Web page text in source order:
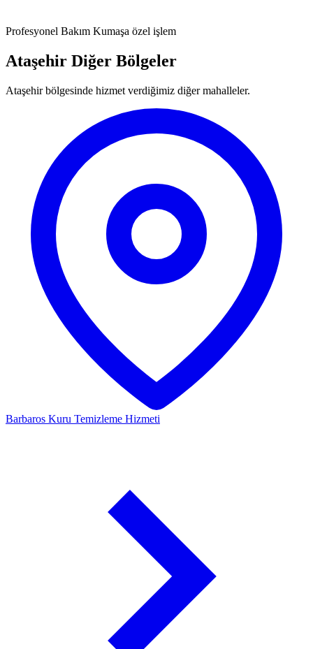
Profesyonel Bakım Kumaşa özel işlem
Ataşehir Diğer Bölgeler
Ataşehir bölgesinde hizmet verdiğimiz diğer mahalleler.
Barbaros Kuru Temizleme Hizmeti